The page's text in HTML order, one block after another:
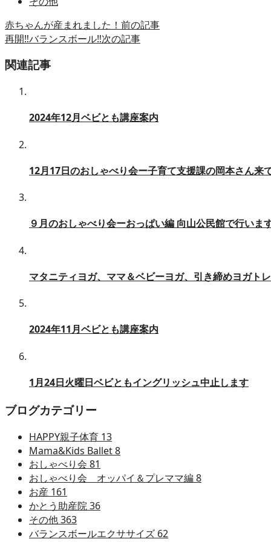
赤ちゃんが産まれました！ 前の記事
再開‼️バランスボール‼️次の記事
関連記事
2024年12月ベビとも講座案内
12月17日のおしゃべり会ー子育て支援課の岡本さん来
９月のおしゃべり会ーおっぱい編 向山公民館で行いま
マタニティヨガ、ママ＆ベビーヨガ、引き締めヨガ
2024年11月ベビとも講座案内
1月24日火曜日ベビともイングリッシュ中止します
ブログカテゴリー
HAPPY親子体育 13
Mama&Kids Ballet8
おしゃべり会 81
おしゃべり会 オッパイ＆プレママ編8
お産 161
かとう助産院36
その他363
バランスボールエクササイズ 62